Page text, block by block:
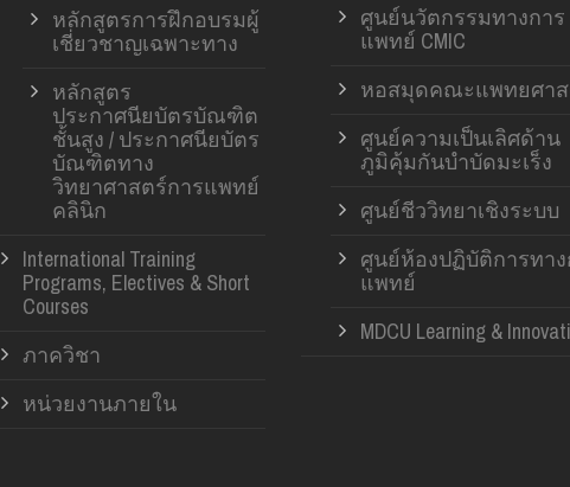
หลักสูตรการฝึกอบรมผู้
เชี่ยวชาญเฉพาะทาง
หลักสูตร
ประกาศนียบัตรบัณฑิต
ชั้นสูง / ประกาศนียบัตร
บัณฑิตทาง
วิทยาศาสตร์การแพทย์
คลินิก
International Training
Programs, Electives & Short
Courses
ภาควิชา
หน่วยงานภายใน
ศูนย์นวัตกรรมทางการ
แพทย์ CMIC
หอสมุดคณะแพทยศา
ศูนย์ความเป็นเลิศด้าน
ภูมิคุ้มกันบำบัดมะเร็ง
ศูนย์ชีววิทยาเชิงระบบ
ศูนย์ห้องปฏิบัติการทาง
แพทย์
MDCU Learning &